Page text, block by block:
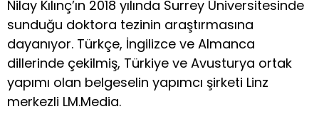
Nilay Kılınç’ın 2018 yılında Surrey Üniversitesinde
sunduğu doktora tezinin araştırmasına
dayanıyor. Türkçe, İngilizce ve Almanca
dillerinde çekilmiş, Türkiye ve Avusturya ortak
yapımı olan belgeselin yapımcı şirketi Linz
merkezli LM.Media.